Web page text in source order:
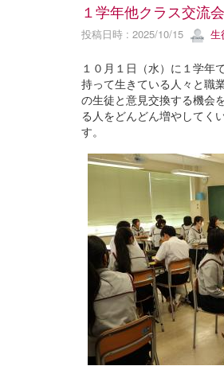
１学年他クラス交流
投稿日時 : 2025/10/15 生
１０月１日（水）に１学
持って生きている人々と職
の生徒と意見交換する機会
る人をどんどん増やしてく
す。